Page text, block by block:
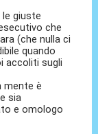
giuste
che
(che nulla ci
quando
accoliti sugli
mente è
sia
e omologo